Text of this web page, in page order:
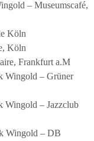
– Museumscafé,
Köln
Köln
Frankfurt a.M
Wingold – Grüner
Wingold – Jazzclub
Wingold – DB